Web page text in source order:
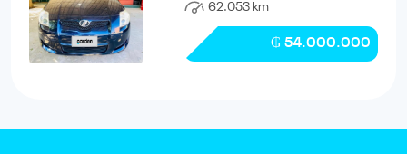
62.053 km
₲ 54.000.000